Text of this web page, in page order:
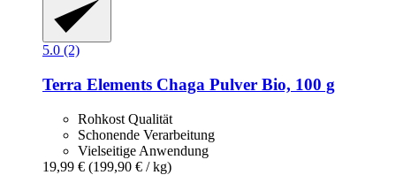
5.0 (2)
Terra Elements Chaga Pulver Bio, 100 g
Rohkost Qualität
Schonende Verarbeitung
Vielseitige Anwendung
19,99 € (199,90 € / kg)